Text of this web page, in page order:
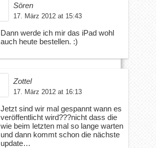
Sören
17. März 2012 at 15:43
Dann werde ich mir das iPad wohl
auch heute bestellen. :)
Zottel
17. März 2012 at 16:13
Jetzt sind wir mal gespannt wann es
veröffentlicht wird???nicht dass die
wie beim letzten mal so lange warten
und dann kommt schon die nächste
update…